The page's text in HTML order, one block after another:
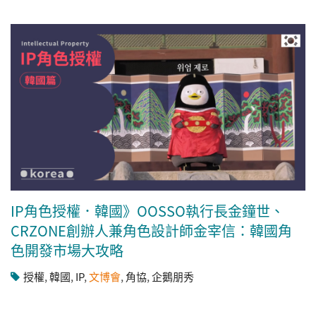
IP角色授權．韓國》OOSSO執行長金鐘世、
CRZONE創辦人兼角色設計師金宰信：韓國角
色開發市場大攻略
授權,韓國,IP,文博會,角協,企鵝朋秀